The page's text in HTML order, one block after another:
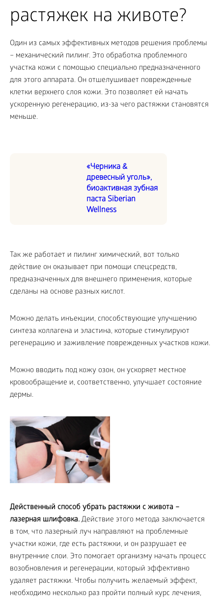
растяжек на животе?
Один из самых эффективных методов решения проблемы
– механический пилинг. Это обработка проблемного
участка кожи с помощью специально предназначенного
для этого аппарата. Он отшелушивает поврежденные
клетки верхнего слоя кожи. Это позволяет ей начать
ускоренную регенерацию, из-за чего растяжки становятся
меньше.
«Черника &
древесный уголь»,
биоактивная зубная
паста Siberian
Wellness
Так же работает и пилинг химический, вот только
действие он оказывает при помощи спецсредств,
предназначенных для внешнего применения, которые
сделаны на основе разных кислот.
Можно делать инъекции, способствующие улучшению
синтеза коллагена и эластина, которые стимулируют
регенерацию и заживление поврежденных участков кожи.
Можно вводить под кожу озон, он ускоряет местное
кровообращение и, соответственно, улучшает состояние
дермы.
Действенный способ убрать растяжки с живота –
лазерная шлифовка. Действие этого метода заключается
в том, что лазерный луч направляют на проблемные
участки кожи, где есть растяжки, и он разрушает ее
внутренние слои. Это помогает организму начать процесс
возобновления и регенерации, который эффективно
удаляет растяжки. Чтобы получить желаемый эффект,
необходимо несколько раз пройти полный курс лечения,